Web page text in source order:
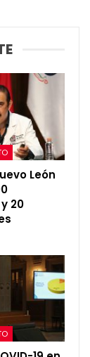
León
20